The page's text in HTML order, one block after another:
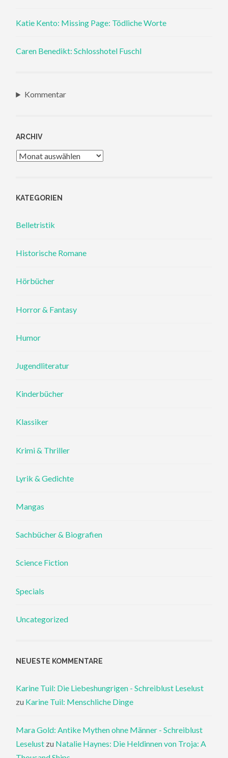
Katie Kento: Missing Page: Tödliche Worte
Caren Benedikt: Schlosshotel Fuschl
Kommentar
ARCHIV
Archiv
KATEGORIEN
Belletristik
Historische Romane
Hörbücher
Horror & Fantasy
Humor
Jugendliteratur
Kinderbücher
Klassiker
Krimi & Thriller
Lyrik & Gedichte
Mangas
Sachbücher & Biografien
Science Fiction
Specials
Uncategorized
NEUESTE KOMMENTARE
Karine Tuil: Die Liebeshungrigen - Schreiblust Leselust
zu Karine Tuil: Menschliche Dinge
Mara Gold: Antike Mythen ohne Männer - Schreiblust
Leselust zu Natalie Haynes: Die Heldinnen von Troja: A